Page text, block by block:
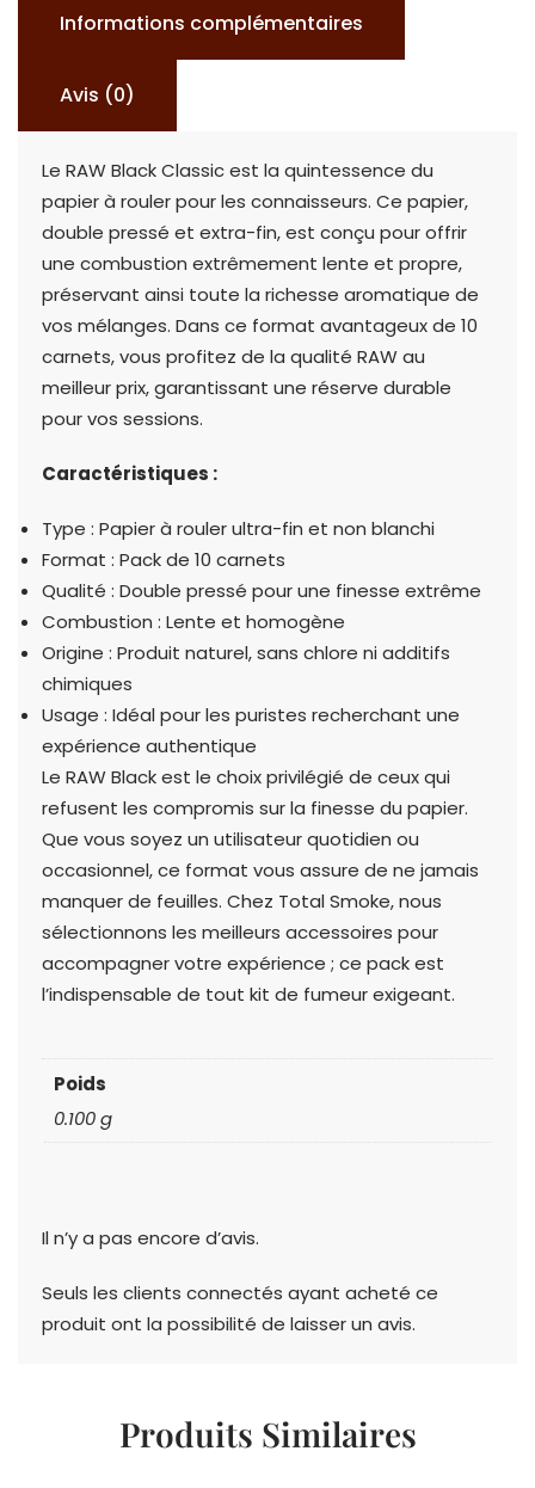
Informations complémentaires
Avis (0)
Le RAW Black Classic est la quintessence du
papier à rouler pour les connaisseurs. Ce papier,
double pressé et extra-fin, est conçu pour offrir
une combustion extrêmement lente et propre,
préservant ainsi toute la richesse aromatique de
vos mélanges. Dans ce format avantageux de 10
carnets, vous profitez de la qualité RAW au
meilleur prix, garantissant une réserve durable
pour vos sessions.
Caractéristiques :
Type : Papier à rouler ultra-fin et non blanchi
Format : Pack de 10 carnets
Qualité : Double pressé pour une finesse extrême
Combustion : Lente et homogène
Origine : Produit naturel, sans chlore ni additifs
chimiques
Usage : Idéal pour les puristes recherchant une
expérience authentique
Le RAW Black est le choix privilégié de ceux qui
refusent les compromis sur la finesse du papier.
Que vous soyez un utilisateur quotidien ou
occasionnel, ce format vous assure de ne jamais
manquer de feuilles. Chez Total Smoke, nous
sélectionnons les meilleurs accessoires pour
accompagner votre expérience ; ce pack est
l’indispensable de tout kit de fumeur exigeant.
Poids
0.100 g
Il n’y a pas encore d’avis.
Seuls les clients connectés ayant acheté ce
produit ont la possibilité de laisser un avis.
Produits Similaires